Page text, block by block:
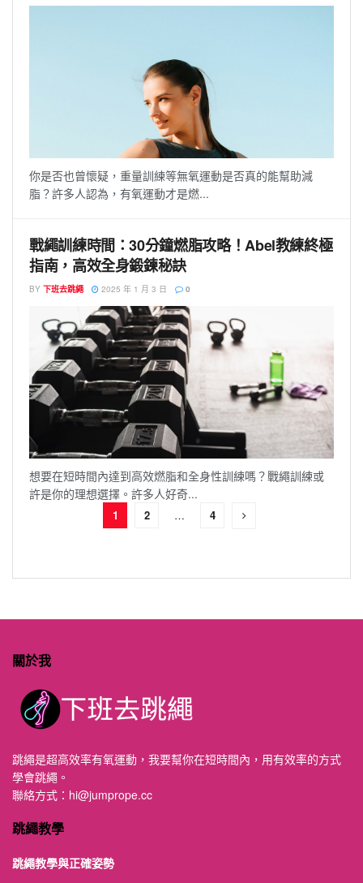
你是否也曾懷疑，重量訓練等無氧運動是否真的能幫助減
脂？許多人認為，有氧運動才是燃...
戰繩訓練時間：30分鐘燃脂攻略！Abel教練終極
指南，高效全身鍛鍊秘訣
BY 下班去跳繩 2025 年 1 月 3 日 0
想要在短時間內達到高效燃脂和全身性訓練嗎？戰繩訓練或
許是你的理想選擇。許多人好奇...
1 2 … 4
關於我
跳繩是超高效率有氧運動，我要幫你在短時間內，用有效率的方式
學會跳繩。
聯絡方式： hi@jumprope.cc
跳繩教學
跳繩教學與正確姿勢